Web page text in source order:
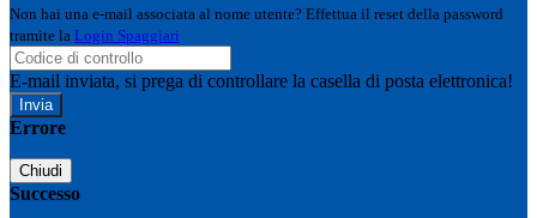
Non hai una e-mail associata al nome utente? Effettua il reset della password
tramite la Login Spaggiari
E-mail inviata, si prega di controllare la casella di posta elettronica!
Errore
Chiudi
Successo